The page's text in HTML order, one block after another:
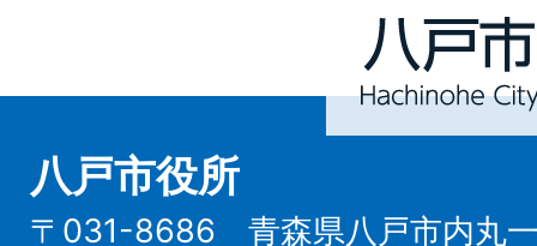
Hachinohe
City
八戸市役所
〒031-8686 青森県八戸市内丸一